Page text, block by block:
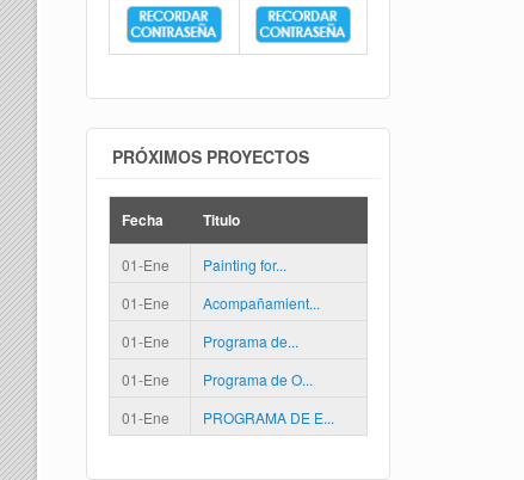
PRÓXIMOS PROYECTOS
Fecha Titulo
01-Ene
Painting for...
01-Ene
Acompañamient...
01-Ene
Programa de...
01-Ene
Programa de O...
01-Ene
PROGRAMA DE E...